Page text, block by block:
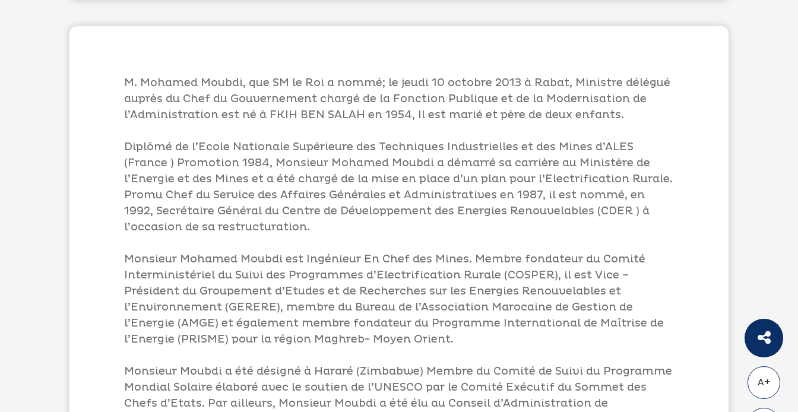
M. Mohamed Moubdi, que SM le Roi a nommé; le jeudi 10 octobre 2013 à Rabat, Ministre délégué
auprès du Chef du Gouvernement chargé de la Fonction Publique et de la Modernisation de
l’Administration est né à FKIH BEN SALAH en 1954, Il est marié et père de deux enfants.
Diplômé de l’Ecole Nationale Supérieure des Techniques Industrielles et des Mines d’ALES
(France ) Promotion 1984, Monsieur Mohamed Moubdi a démarré sa carrière au Ministère de
l’Energie et des Mines et a été chargé de la mise en place d’un plan pour l’Electrification Rurale.
Promu Chef du Service des Affaires Générales et Administratives en 1987, il est nommé, en
1992, Secrétaire Général du Centre de Développement des Energies Renouvelables (CDER ) à
l’occasion de sa restructuration.
Monsieur Mohamed Moubdi est Ingénieur En Chef des Mines. Membre fondateur du Comité
Interministériel du Suivi des Programmes d’Electrification Rurale (COSPER), il est Vice –
Président du Groupement d’Etudes et de Recherches sur les Energies Renouvelables et
l’Environnement (GERERE), membre du Bureau de l’Association Marocaine de Gestion de
l’Energie (AMGE) et également membre fondateur du Programme International de Maîtrise de
l’Energie (PRISME) pour la région Maghreb- Moyen Orient.
Monsieur Moubdi a été désigné à Hararé (Zimbabwe) Membre du Comité de Suivi du Programme
Mondial Solaire élaboré avec le soutien de l’UNESCO par le Comité Exécutif du Sommet des
Chefs d’Etats. Par ailleurs, Monsieur Moubdi a été élu au Conseil d’Administration de
A+